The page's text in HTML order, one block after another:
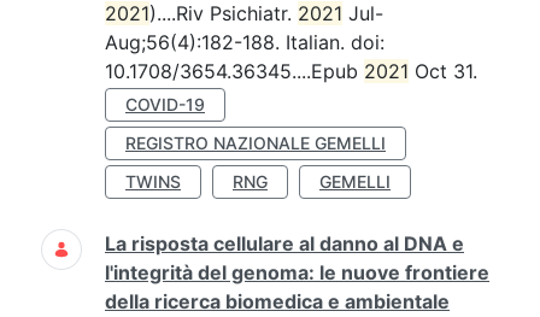
2021)....Riv Psichiatr. 2021 Jul-
Aug;56(4):182-188. Italian. doi:
10.1708/3654.36345....Epub 2021 Oct 31.
COVID-19
REGISTRO NAZIONALE GEMELLI
TWINS
RNG GEMELLI
La risposta cellulare al danno al DNA e
l'integrità del genoma: le nuove frontiere
della ricerca biomedica e ambientale